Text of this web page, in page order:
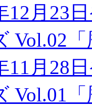
月23
Vol.02
月28
Vol.01